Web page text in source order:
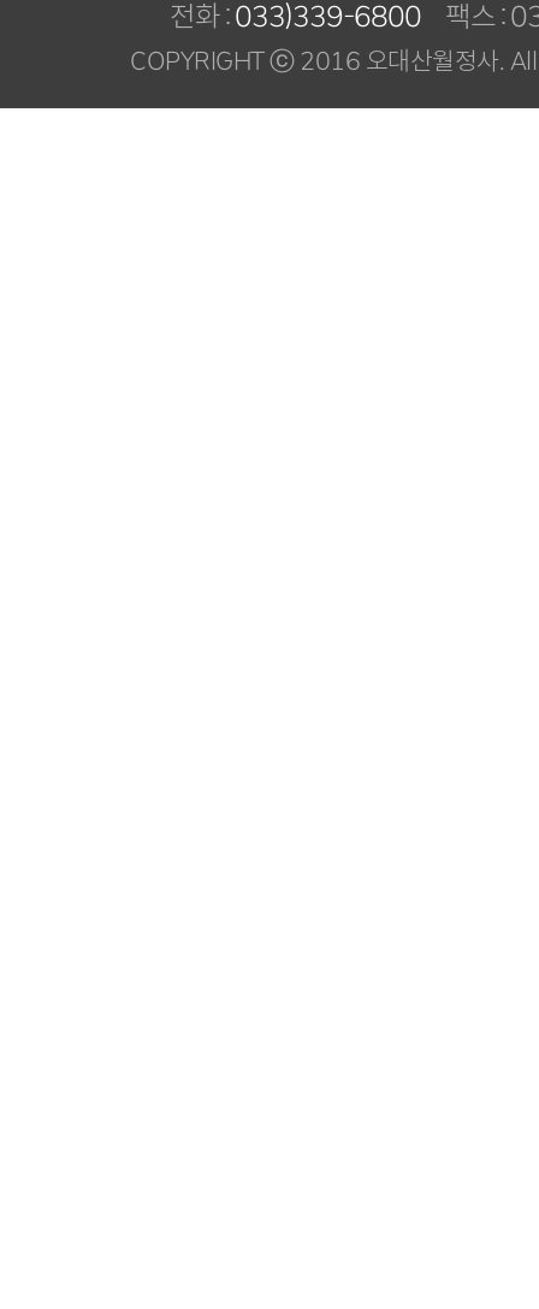
전화 :033)339-6800 팩스 :
COPYRIGHT ⓒ 2016 오대산월정사.